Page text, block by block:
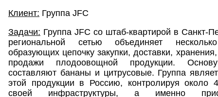
Клиент: Группа JFC
Задачи: Группа JFC со штаб-квартирой в Санкт-
региональной сетью объединяет
образующих цепочку закупки, доставки,
продажи плодоовощной продукции.
составляют бананы и цитрусовые. Группа
этой продукции в Россию, контролируя около
своей инфраструктуры, а именно